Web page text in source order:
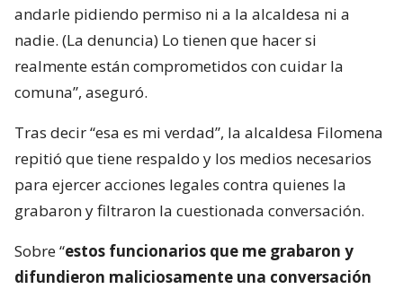
andarle pidiendo permiso ni a la alcaldesa ni a
nadie. (La denuncia) Lo tienen que hacer si
realmente están comprometidos con cuidar la
comuna”, aseguró.
Tras decir “esa es mi verdad”, la alcaldesa Filomena
repitió que tiene respaldo y los medios necesarios
para ejercer acciones legales contra quienes la
grabaron y filtraron la cuestionada conversación.
Sobre “estos funcionarios que me grabaron y
difundieron maliciosamente una conversación